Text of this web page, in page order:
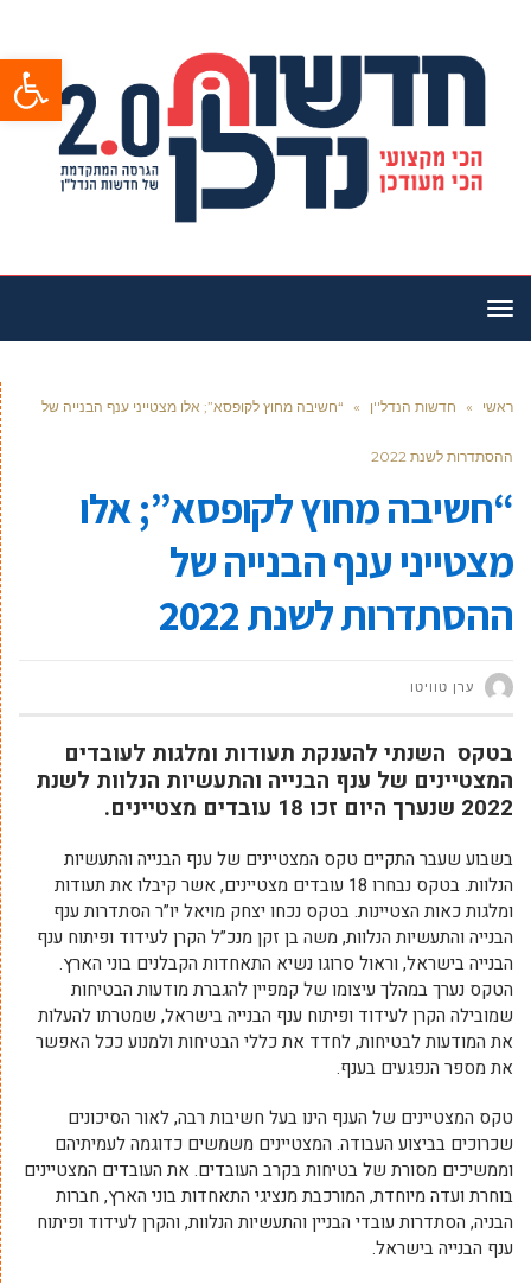
פתח
תפריט
ראשי » חדשות הנדל''ן » “חשיבה מחוץ לקופסא”; אלו מצטייני ענף הבנייה של
ההסתדרות לשנת 2022
“חשיבה מחוץ לקופסא”; אלו
מצטייני ענף הבנייה של
ההסתדרות לשנת 2022
ערן טוויטו
בטקס השנתי להענקת תעודות ומלגות לעובדים
המצטיינים של ענף הבנייה והתעשיות הנלוות לשנת
2022 שנערך היום זכו 18 עובדים מצטיינים.
בשבוע שעבר התקיים טקס המצטיינים של ענף הבנייה והתעשיות
הנלוות. בטקס נבחרו 18 עובדים מצטיינים, אשר קיבלו את תעודות
ומלגות כאות הצטיינות. בטקס נכחו יצחק מויאל יו”ר הסתדרות ענף
הבנייה והתעשיות הנלוות, משה בן זקן מנכ”ל הקרן לעידוד ופיתוח ענף
הבנייה בישראל, וראול סרוגו נשיא התאחדות הקבלנים בוני הארץ.
הטקס נערך במהלך עיצומו של קמפיין להגברת מודעות הבטיחות
שמובילה הקרן לעידוד ופיתוח ענף הבנייה בישראל, שמטרתו להעלות
את המודעות לבטיחות, לחדד את כללי הבטיחות ולמנוע ככל האפשר
את מספר הנפגעים בענף.
טקס המצטיינים של הענף הינו בעל חשיבות רבה, לאור הסיכונים
שכרוכים בביצוע העבודה. המצטיינים משמשים כדוגמה לעמיתיהם
וממשיכים מסורת של בטיחות בקרב העובדים. את העובדים המצטיינים
בוחרת ועדה מיוחדת, המורכבת מנציגי התאחדות בוני הארץ, חברות
הבניה, הסתדרות עובדי הבניין והתעשיות הנלוות, והקרן לעידוד ופיתוח
ענף הבנייה בישראל.